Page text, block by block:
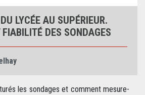
LYCÉE AU SUPÉRIEUR.
DES SONDAGES
les sondages et comment mesure-